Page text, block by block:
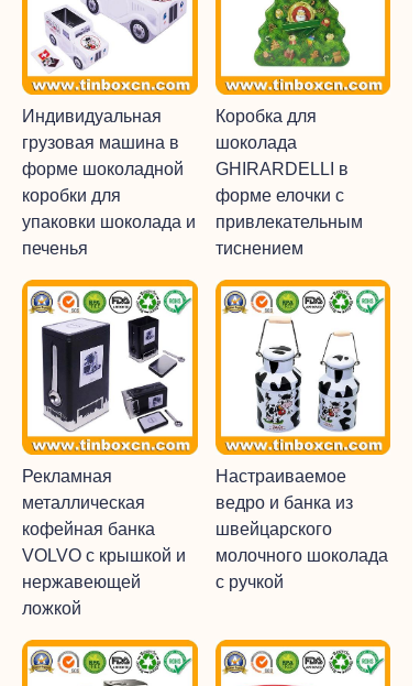
Индивидуальная
грузовая машина в
форме шоколадной
коробки для
упаковки шоколада и
печенья
Коробка для
шоколада
GHIRARDELLI в
форме елочки с
привлекательным
тиснением
Рекламная
металлическая
кофейная банка
VOLVO с крышкой и
нержавеющей
ложкой
Настраиваемое
ведро и банка из
швейцарского
молочного шоколада
с ручкой